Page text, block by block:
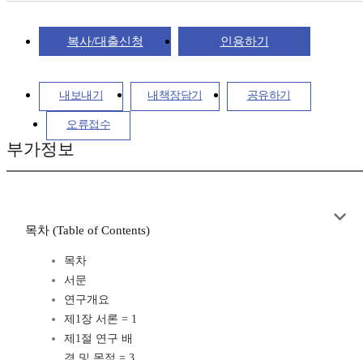
복사/대출신청 인용하기
내보내기 내책장담기 공유하기
오류접수
부가정보
목차 (Table of Contents)
목차
서문
연구개요
제1장 서론 = 1
제1절 연구 배